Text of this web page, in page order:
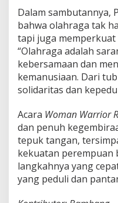
Dalam sambutannya,
bahwa olahraga tak
tapi juga memperkuat
“Olahraga adalah
kebersamaan dan
kemanusiaan. Dari
solidaritas dan
Acara Woman Warrior
dan penuh
tepuk tangan,
kekuatan perempuan
langkahnya yang
yang peduli dan